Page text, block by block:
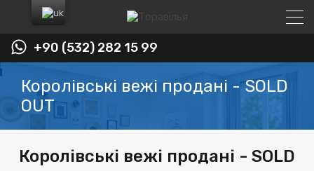
+90 (532) 282 15 99
Королівські вежі продані - SOLD
OUT
Королівські вежі продані - SOLD